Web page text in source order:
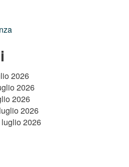
2026
2026
2026
2026
2026